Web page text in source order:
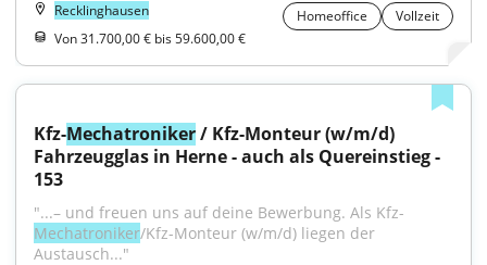
Recklinghausen Homeoffice
Vollzeit
Von 31.700,00 € bis 59.600,00 €
Kfz-Mechatroniker / Kfz-Monteur (w/m/d)
Fahrzeugglas in Herne - auch als Quereinstieg -
153
"...– und freuen uns auf deine Bewerbung. Als Kfz-
Mechatroniker/Kfz-Monteur (w/m/d) liegen der
Austausch..."